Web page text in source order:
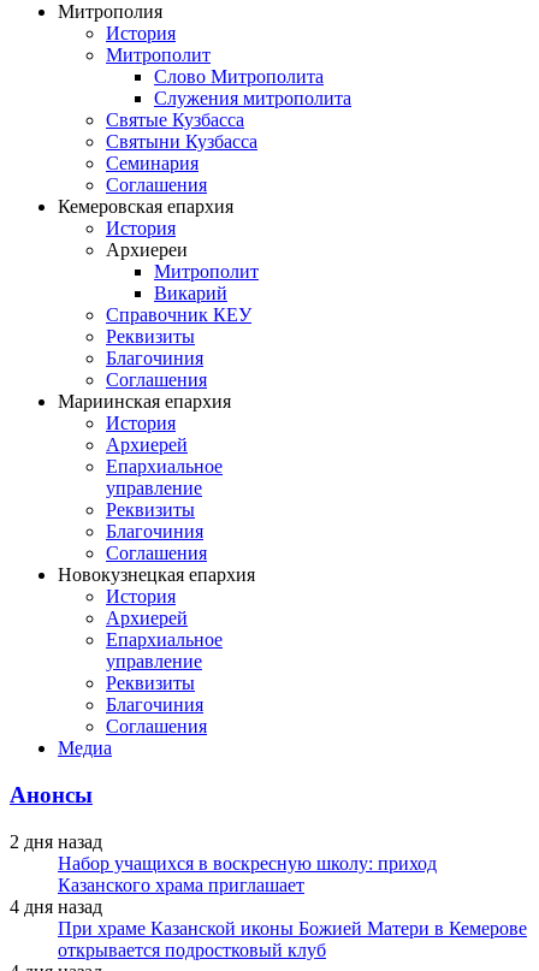
Митрополия
История
Митрополит
Слово Митрополита
Служения митрополита
Святые Кузбасса
Святыни Кузбасса
Семинария
Соглашения
Кемеровская епархия
История
Архиереи
Митрополит
Викарий
Справочник КЕУ
Реквизиты
Благочиния
Соглашения
Мариинская епархия
История
Архиерей
Епархиальное
управление
Реквизиты
Благочиния
Соглашения
Новокузнецкая епархия
История
Архиерей
Епархиальное
управление
Реквизиты
Благочиния
Соглашения
Медиа
Анонсы
2 дня назад
Набор учащихся в воскресную школу: приход
Казанского храма приглашает
4 дня назад
При храме Казанской иконы Божией Матери в Кемерове
открывается подростковый клуб